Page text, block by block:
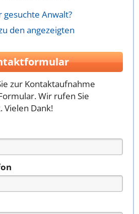
gesuchte Anwalt?
den angezeigten
zur Kontaktaufnahme
Wir rufen Sie
Vielen Dank!